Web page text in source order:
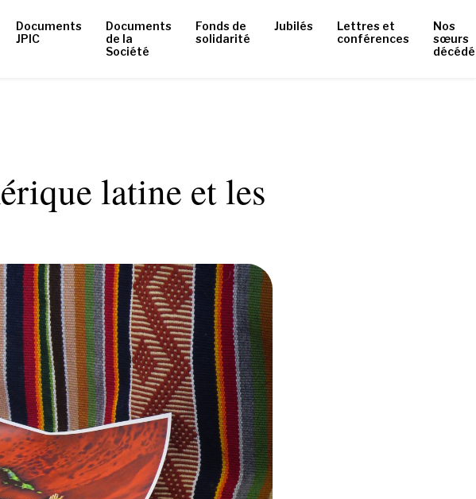
Documents
JPIC
Documents
de la
Société
Fonds de
solidarité
Jubilés
Lettres et
conférences
Nos
sœurs
latine et les